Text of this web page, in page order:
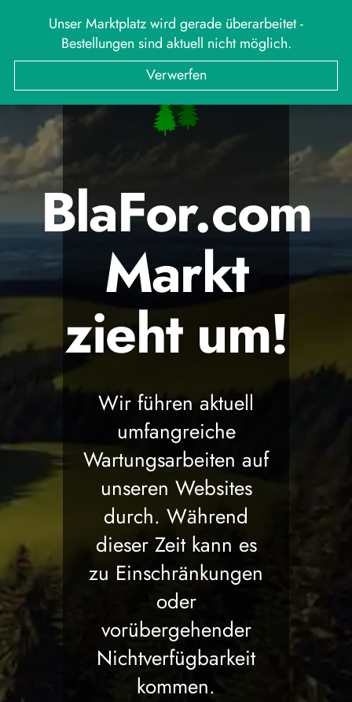
BlaFor.com
Markt
zieht um!
Wir führen aktuell
umfangreiche
Wartungsarbeiten auf
unseren Websites
durch. Während
dieser Zeit kann es
zu Einschränkungen
oder
vorübergehender
Nichtverfügbarkeit
kommen.
Unser Marktplatz wird gerade überarbeitet -
Bestellungen sind aktuell nicht möglich.
Verwerfen